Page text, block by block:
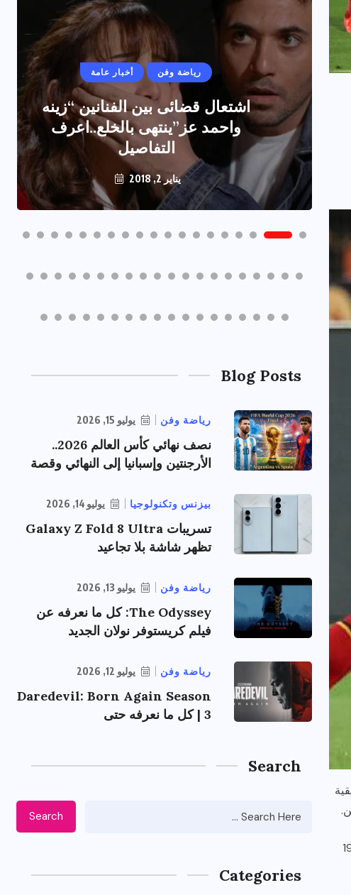
نسختين سابقتين وهما 1994
أخبار عامة رياضة وفن
اشتعال قضائى بين الفنانين “زينه
واحمد عز”ينتهى بالخلع..اعرف
التفاصيل
يناير 2, 2018
Blog Posts
رياضة وفن يوليو 15, 2026
نصف نهائي كأس العالم 2026..
الأرجنتين وإسبانيا إلى النهائي وقصة
بيزنس وتكنولوجيا يوليو 14, 2026
تسريبات Galaxy Z Fold 8 Ultra
تظهر شاشة بلا تجاعيد
رياضة وفن يوليو 13, 2026
The Odyssey: كل ما نعرفه عن
فيلم كريستوفر نولان الجديد
رياضة وفن يوليو 12, 2026
Daredevil: Born Again Season
3 | كل ما نعرفه حتى
Search
Search
Categories